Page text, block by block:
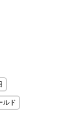
ルド